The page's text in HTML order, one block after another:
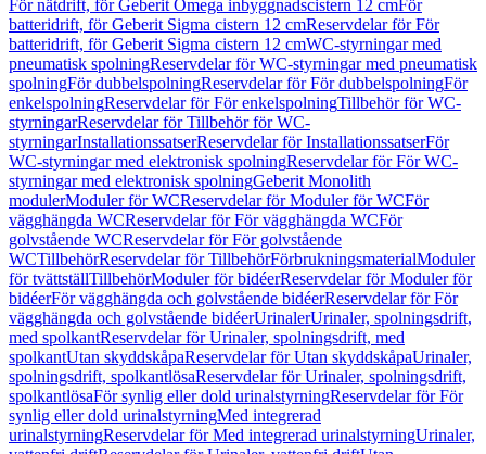
För nätdrift, för Geberit Omega inbyggnadscistern 12 cmFör
batteridrift, för Geberit Sigma cistern 12 cmReservdelar för För
batteridrift, för Geberit Sigma cistern 12 cmWC-styrningar med
pneumatisk spolningReservdelar för WC-styrningar med pneumatisk
spolningFör dubbelspolningReservdelar för För dubbelspolningFör
enkelspolningReservdelar för För enkelspolningTillbehör för WC-
styrningarReservdelar för Tillbehör för WC-
styrningarInstallationssatserReservdelar för InstallationssatserFör
WC-styrningar med elektronisk spolningReservdelar för För WC-
styrningar med elektronisk spolningGeberit Monolith
modulerModuler för WCReservdelar för Moduler för WCFör
vägghängda WCReservdelar för För vägghängda WCFör
golvstående WCReservdelar för För golvstående
WCTillbehörReservdelar för TillbehörFörbrukningsmaterialModuler
för tvättställTillbehörModuler för bidéerReservdelar för Moduler för
bidéerFör vägghängda och golvstående bidéerReservdelar för För
vägghängda och golvstående bidéerUrinalerUrinaler, spolningsdrift,
med spolkantReservdelar för Urinaler, spolningsdrift, med
spolkantUtan skyddskåpaReservdelar för Utan skyddskåpaUrinaler,
spolningsdrift, spolkantlösaReservdelar för Urinaler, spolningsdrift,
spolkantlösaFör synlig eller dold urinalstyrningReservdelar för För
synlig eller dold urinalstyrningMed integrerad
urinalstyrningReservdelar för Med integrerad urinalstyrningUrinaler,